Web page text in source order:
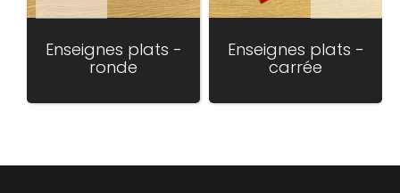
Enseignes plats -
ronde
Enseignes plats -
carrée